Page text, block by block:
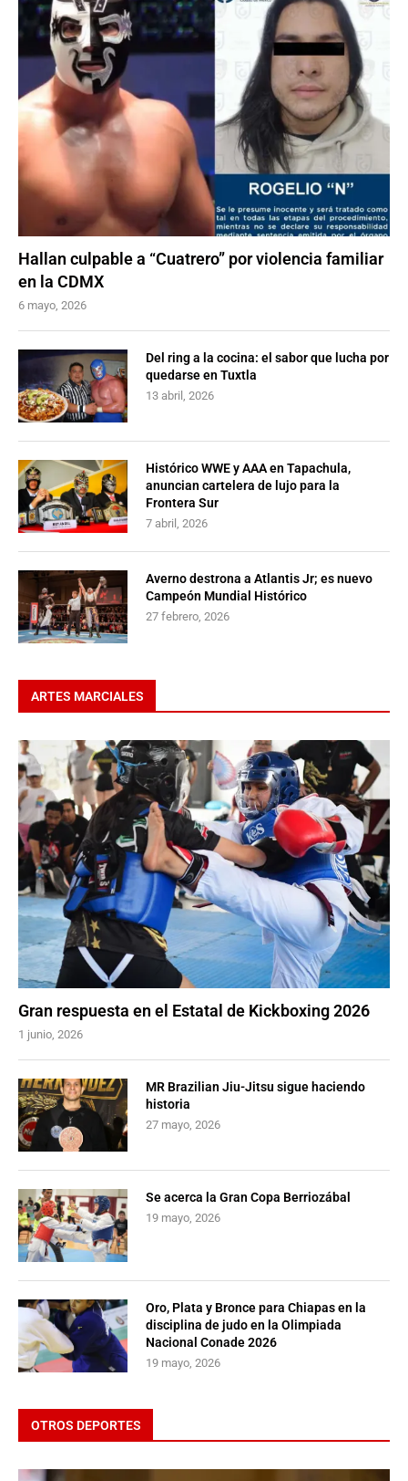
Hallan culpable a “Cuatrero” por violencia familiar
en la CDMX
6 mayo, 2026
Del ring a la cocina: el sabor que lucha por
quedarse en Tuxtla
13 abril, 2026
Histórico WWE y AAA en Tapachula,
anuncian cartelera de lujo para la
Frontera Sur
7 abril, 2026
Averno destrona a Atlantis Jr; es nuevo
Campeón Mundial Histórico
27 febrero, 2026
ARTES MARCIALES
Gran respuesta en el Estatal de Kickboxing 2026
1 junio, 2026
MR Brazilian Jiu-Jitsu sigue haciendo
historia
27 mayo, 2026
Se acerca la Gran Copa Berriozábal
19 mayo, 2026
Oro, Plata y Bronce para Chiapas en la
disciplina de judo en la Olimpiada
Nacional Conade 2026
19 mayo, 2026
OTROS DEPORTES